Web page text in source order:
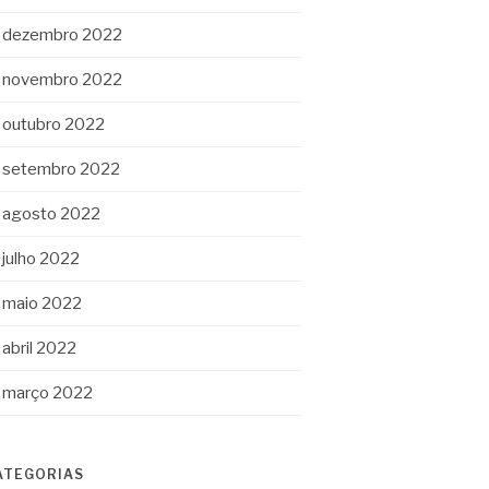
dezembro 2022
novembro 2022
outubro 2022
setembro 2022
agosto 2022
julho 2022
maio 2022
abril 2022
março 2022